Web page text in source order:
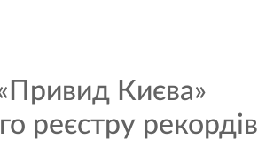
«Привид Києва»
реєстру рекордів